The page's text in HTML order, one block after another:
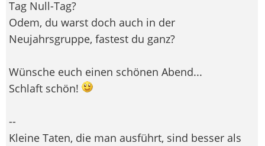
Tag Null-Tag?
Odem, du warst doch auch in der
Neujahrsgruppe, fastest du ganz?
Wünsche euch einen schönen Abend...
Schlaft schön!
--
Kleine Taten, die man ausführt, sind besser als